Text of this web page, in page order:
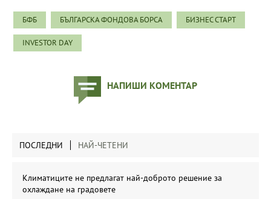
БФБ БЪЛГАРСКА ФОНДОВА БОРСА БИЗНЕС СТАРТ
INVESTOR DAY
НАПИШИ КОМЕНТАР
ПОСЛЕДНИ НАЙ-ЧЕТЕНИ
Климатиците не предлагат най-доброто решение за
охлаждане на градовете